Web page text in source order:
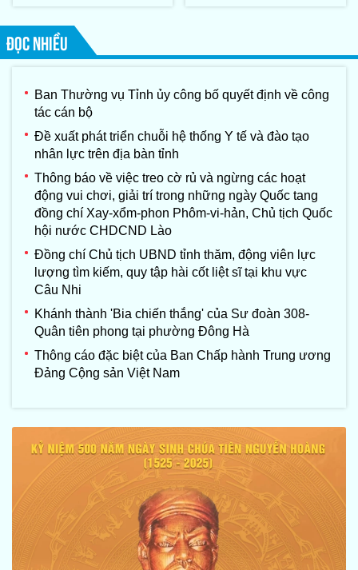
ĐỌC NHIỀU
Ban Thường vụ Tỉnh ủy công bố quyết định về công
tác cán bộ
Đề xuất phát triển chuỗi hệ thống Y tế và đào tạo
nhân lực trên địa bàn tỉnh
Thông báo về việc treo cờ rủ và ngừng các hoạt
động vui chơi, giải trí trong những ngày Quốc tang
đồng chí Xay-xổm-phon Phôm-vi-hản, Chủ tịch Quốc
hội nước CHDCND Lào
Đồng chí Chủ tịch UBND tỉnh thăm, động viên lực
lượng tìm kiếm, quy tập hài cốt liệt sĩ tại khu vực
Câu Nhi
Khánh thành 'Bia chiến thắng' của Sư đoàn 308-
Quân tiên phong tại phường Đông Hà
Thông cáo đặc biệt của Ban Chấp hành Trung ương
Đảng Cộng sản Việt Nam